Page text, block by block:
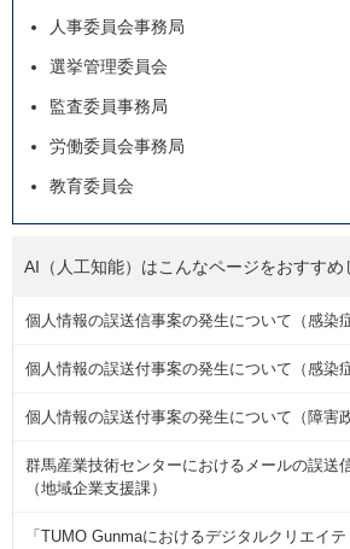
人事委員会事務局
選挙管理委員会
監査委員事務局
労働委員会事務局
教育委員会
AI（人工知能）はこんなページをおすすめ
個人情報の誤送信事案の発生について（感染
個人情報の誤送付事案の発生について（感染
個人情報の誤送付事案の発生について（障害
群馬産業技術センターにおけるメールの誤送
（地域企業支援課）
「TUMO Gunmaにおけるデジタルクリエイ